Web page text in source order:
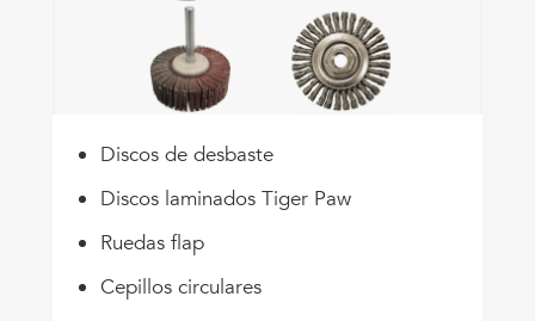
Discos de desbaste
Discos laminados Tiger Paw
Ruedas flap
Cepillos circulares